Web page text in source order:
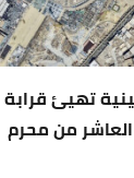
تهيئ قرابة
العاشر من محرم